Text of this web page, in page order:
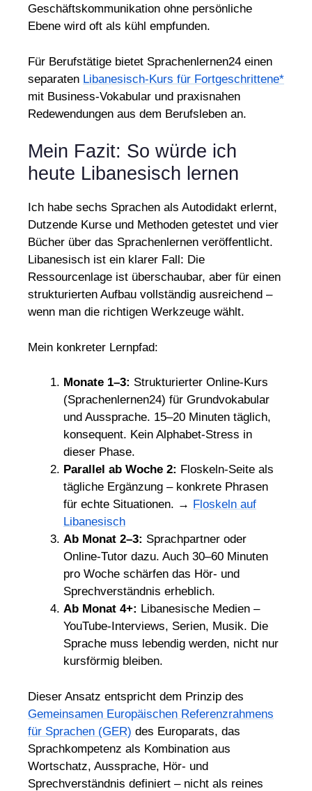
Geschäftskommunikation ohne persönliche
Ebene wird oft als kühl empfunden.
Für Berufstätige bietet Sprachenlernen24 einen
separaten Libanesisch-Kurs für Fortgeschrittene*
mit Business-Vokabular und praxisnahen
Redewendungen aus dem Berufsleben an.
Mein Fazit: So würde ich
heute Libanesisch lernen
Ich habe sechs Sprachen als Autodidakt erlernt,
Dutzende Kurse und Methoden getestet und vier
Bücher über das Sprachenlernen veröffentlicht.
Libanesisch ist ein klarer Fall: Die
Ressourcenlage ist überschaubar, aber für einen
strukturierten Aufbau vollständig ausreichend –
wenn man die richtigen Werkzeuge wählt.
Mein konkreter Lernpfad:
Monate 1–3: Strukturierter Online-Kurs
(Sprachenlernen24) für Grundvokabular
und Aussprache. 15–20 Minuten täglich,
konsequent. Kein Alphabet-Stress in
dieser Phase.
Parallel ab Woche 2: Floskeln-Seite als
tägliche Ergänzung – konkrete Phrasen
für echte Situationen. → Floskeln auf
Libanesisch
Ab Monat 2–3: Sprachpartner oder
Online-Tutor dazu. Auch 30–60 Minuten
pro Woche schärfen das Hör- und
Sprechverständnis erheblich.
Ab Monat 4+: Libanesische Medien –
YouTube-Interviews, Serien, Musik. Die
Sprache muss lebendig werden, nicht nur
kursförmig bleiben.
Dieser Ansatz entspricht dem Prinzip des
Gemeinsamen Europäischen Referenzrahmens
für Sprachen (GER) des Europarats, das
Sprachkompetenz als Kombination aus
Wortschatz, Aussprache, Hör- und
Sprechverständnis definiert – nicht als reines